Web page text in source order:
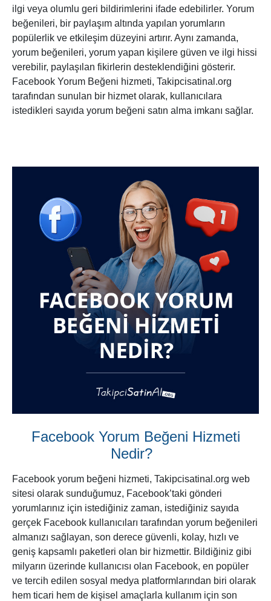
ilgi veya olumlu geri bildirimlerini ifade edebilirler. Yorum
beğenileri, bir paylaşım altında yapılan yorumların
popülerlik ve etkileşim düzeyini artırır. Aynı zamanda,
yorum beğenileri, yorum yapan kişilere güven ve ilgi hissi
verebilir, paylaşılan fikirlerin desteklendiğini gösterir.
Facebook Yorum Beğeni hizmeti, Takipcisatinal.org
tarafından sunulan bir hizmet olarak, kullanıcılara
istedikleri sayıda yorum beğeni satın alma imkanı sağlar.
Facebook Yorum Beğeni Hizmeti
Nedir?
Facebook yorum beğeni hizmeti, Takipcisatinal.org web
sitesi olarak sunduğumuz, Facebook’taki gönderi
yorumlarınız için istediğiniz zaman, istediğiniz sayıda
gerçek Facebook kullanıcıları tarafından yorum beğenileri
almanızı sağlayan, son derece güvenli, kolay, hızlı ve
geniş kapsamlı paketleri olan bir hizmettir. Bildiğiniz gibi
milyarın üzerinde kullanıcısı olan Facebook, en popüler
ve tercih edilen sosyal medya platformlarından biri olarak
hem ticari hem de kişisel amaçlarla kullanım için son